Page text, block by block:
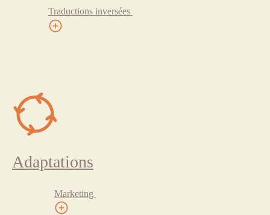
Traductions inversées
Adaptations
Marketing